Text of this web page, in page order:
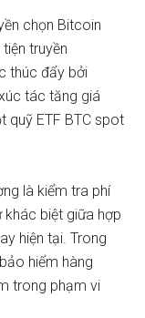
chọn Bitcoin
truyền
thúc đẩy bởi
tác tăng giá
quỹ ETF BTC spot
là kiểm tra phí
biệt giữa hợp
hiện tại. Trong
hiểm hàng
trong phạm vi